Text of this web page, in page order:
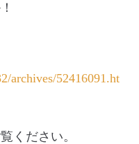
archives/52416091.ht
ください。